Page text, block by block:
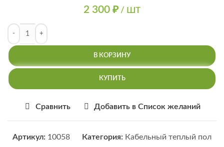
2 300 ₽ / ШТ
В КОРЗИНУ
КУПИТЬ
Сравнить Добавить в Список желаний
Артикул: 10058 Категория: Кабельный теплый пол